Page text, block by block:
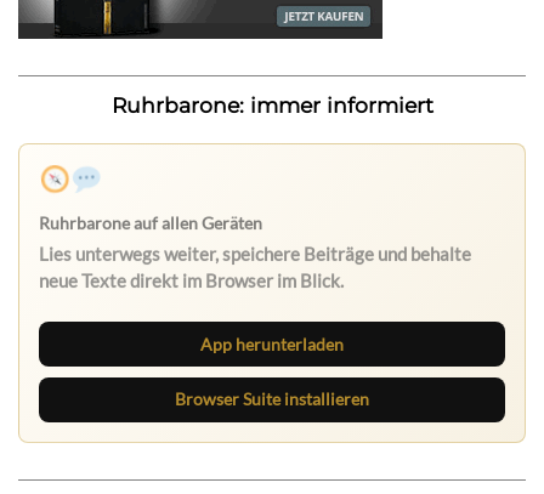
Ruhrbarone: immer informiert
App herunterladen
Browser Suite installieren